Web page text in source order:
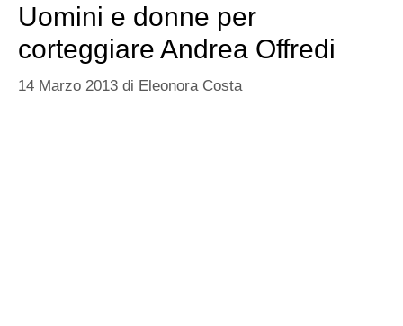
Uomini e donne per
corteggiare Andrea Offredi
14 Marzo 2013 di Eleonora Costa